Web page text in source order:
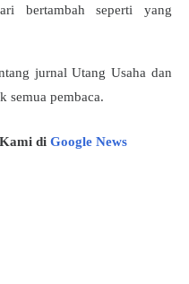
bertambah seperti yang
jurnal Utang Usaha dan
semua pembaca.
di Google News